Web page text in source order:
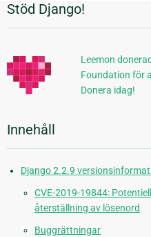
Ytterligare
information
Stöd Django!
Leemon
Foundation för
Donera idag!
Innehåll
Django 2.2.9
CVE-2019-19844:
återställning av lösenord
Buggrättningar